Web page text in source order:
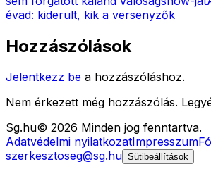
évad: kiderült, kik a versenyzők
Hozzászólások
Jelentkezz be a hozzászóláshoz.
Nem érkezett még hozzászólás.
Sg.hu© 2026 Minden jog fenntartva.
Adatvédelmi nyilatkozatImpresszum
szerkesztoseg@sg.hu Sütibeállítások